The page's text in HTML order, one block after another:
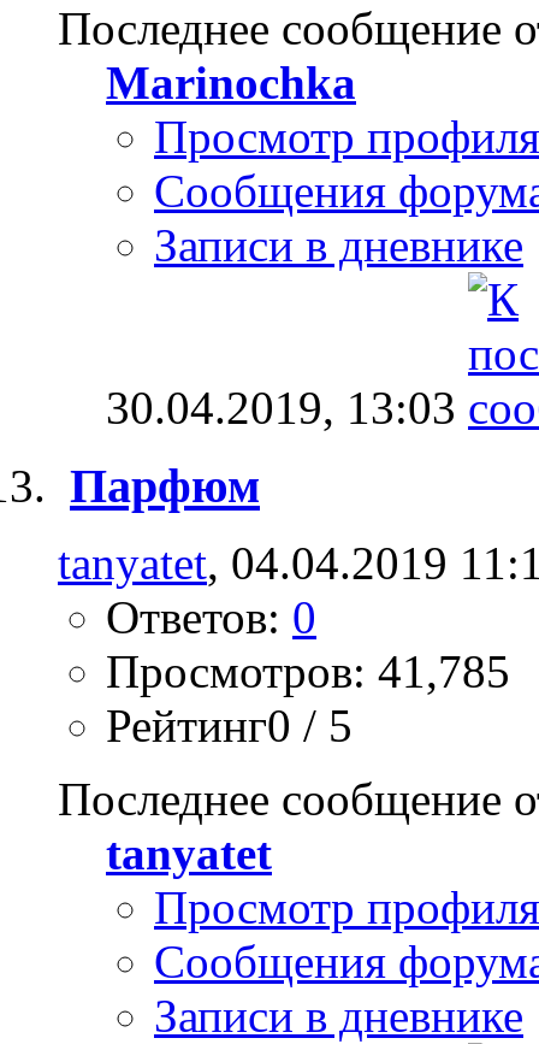
Последнее сообщение
Marinochka
Просмотр профиля
Сообщения
Записи в дневнике
30.04.2019, 13:03
Парфюм
tanyatet, 04.04.2019
Ответов: 0
Просмотров: 41,785
Рейтинг0 / 5
Последнее сообщение
tanyatet
Просмотр профиля
Сообщения
Записи в дневнике